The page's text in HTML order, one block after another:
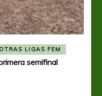
OTRAS LIGAS FEM
semifinal